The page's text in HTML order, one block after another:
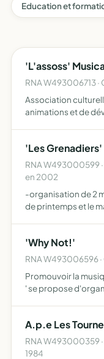
Education et
'L'assoss'
RNA W493006713
Association
animations et de
'Les Grenadiers'
RNA W493000599
en 2002
-organisation de 2
de printemps et le
…
'Why Not!'
RNA W493006596
Promouvoir la
' se propose
A.p.e Les
RNA W493000359
1984